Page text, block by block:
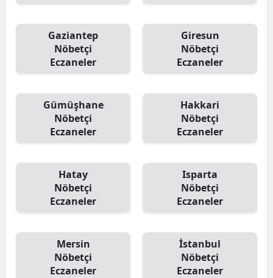
Gaziantep
Nöbetçi
Eczaneler
Giresun
Nöbetçi
Eczaneler
Gümüşhane
Nöbetçi
Eczaneler
Hakkari
Nöbetçi
Eczaneler
Hatay
Nöbetçi
Eczaneler
Isparta
Nöbetçi
Eczaneler
Mersin
Nöbetçi
Eczaneler
İstanbul
Nöbetçi
Eczaneler